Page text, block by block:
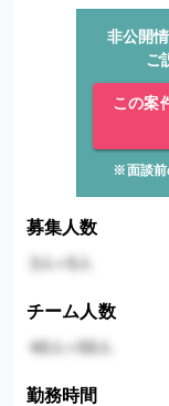
非公開
ご
この案
※面談前
募集人数
チーム人数
勤務時間